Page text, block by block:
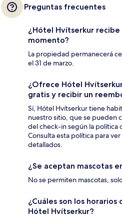
Preguntas frecuentes
¿Hótel Hvítserkur
momento?
La propiedad permanecerá
el 31 de marzo.
¿Ofrece Hótel
gratis y recibir un
Sí, Hótel Hvítserkur tiene
nuestro sitio, que se pueden
del check-in según la política
Consulta esta política para
detallados.
¿Se aceptan mascotas
No se permiten mascotas,
¿Cuáles son los
Hótel Hvítserkur?